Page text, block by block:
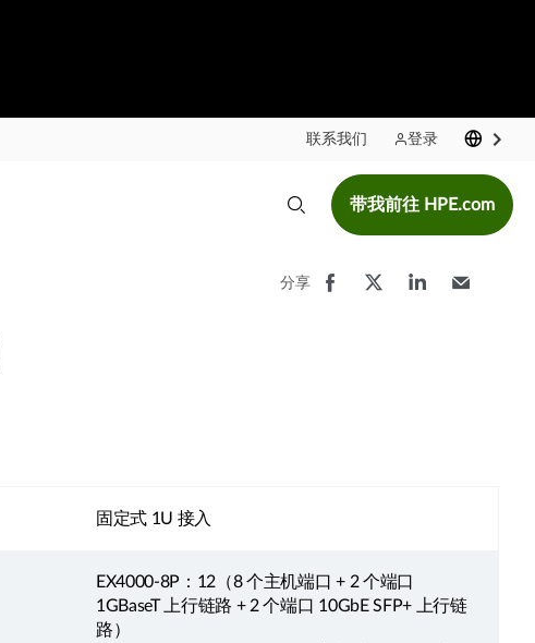
联系我们 登录
带我前往 HPE.com
分享
固定式 1U 接入
EX4000-8P：12（8 个主机端口 + 2 个端口
1GBaseT 上行链路 + 2 个端口 10GbE SFP+ 上行链
路）